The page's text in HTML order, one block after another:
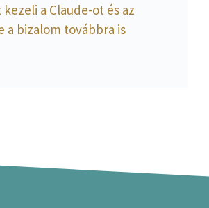
a Claude-ot és az
a bizalom továbbra is